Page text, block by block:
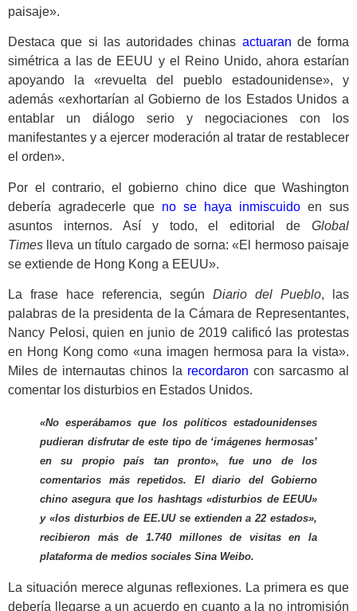
paisaje».
Destaca que si las autoridades chinas actuaran de forma
simétrica a las de EEUU y el Reino Unido, ahora estarían
apoyando la «revuelta del pueblo estadounidense», y
además «exhortarían al Gobierno de los Estados Unidos a
entablar un diálogo serio y negociaciones con los
manifestantes y a ejercer moderación al tratar de restablecer
el orden».
Por el contrario, el gobierno chino dice que Washington
debería agradecerle que no se haya inmiscuido en sus
asuntos internos. Así y todo, el editorial de Global
Times lleva un título cargado de sorna: «El hermoso paisaje
se extiende de Hong Kong a EEUU».
La frase hace referencia, según Diario del Pueblo, las
palabras de la presidenta de la Cámara de Representantes,
Nancy Pelosi, quien en junio de 2019 calificó las protestas
en Hong Kong como «una imagen hermosa para la vista».
Miles de internautas chinos la recordaron con sarcasmo al
comentar los disturbios en Estados Unidos.
«No esperábamos que los políticos estadounidenses
pudieran disfrutar de este tipo de ‘imágenes hermosas’
en su propio país tan pronto», fue uno de los
comentarios más repetidos. El diario del Gobierno
chino asegura que los hashtags «disturbios de EEUU»
y «los disturbios de EE.UU se extienden a 22 estados»,
recibieron más de 1.740 millones de visitas en la
plataforma de medios sociales Sina Weibo.
La situación merece algunas reflexiones. La primera es que
debería llegarse a un acuerdo en cuanto a la no intromisión